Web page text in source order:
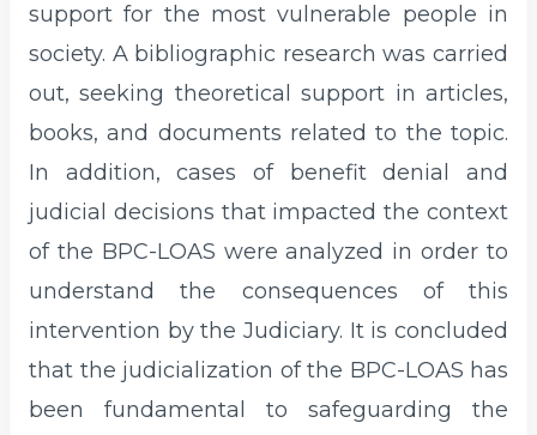
support for the most vulnerable people in
society. A bibliographic research was carried
out, seeking theoretical support in articles,
books, and documents related to the topic.
In addition, cases of benefit denial and
judicial decisions that impacted the context
of the BPC-LOAS were analyzed in order to
understand the consequences of this
intervention by the Judiciary. It is concluded
that the judicialization of the BPC-LOAS has
been fundamental to safeguarding the